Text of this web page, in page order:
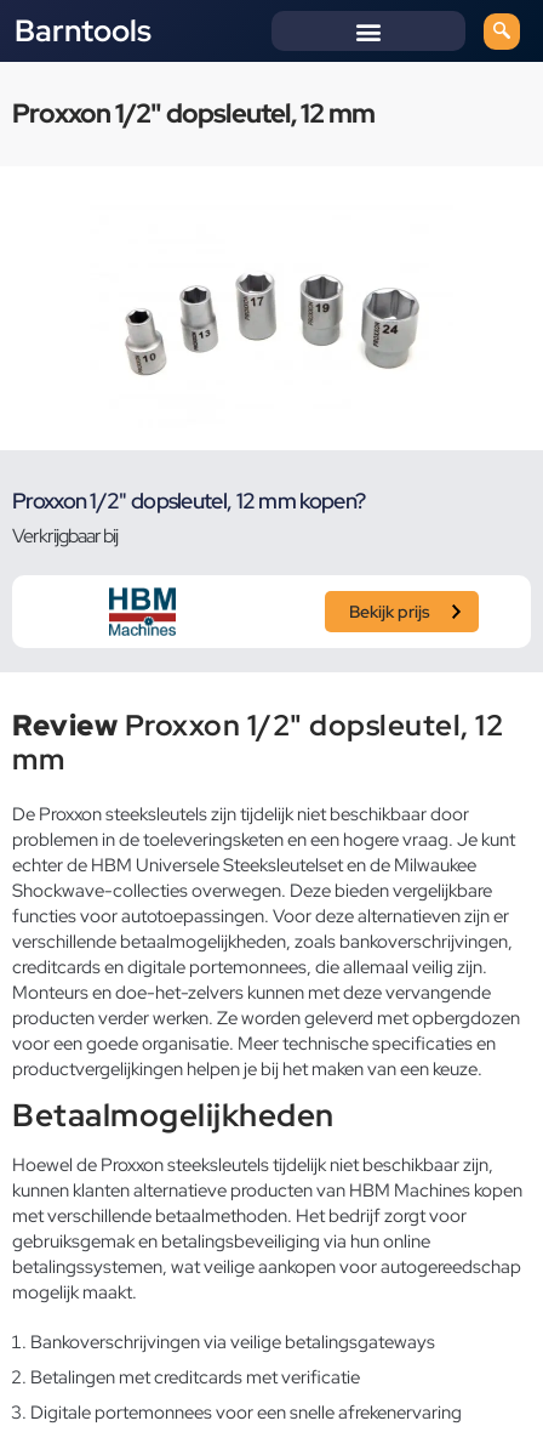
Barntools
Proxxon 1/2" dopsleutel, 12 mm
Proxxon 1/2" dopsleutel, 12 mm kopen?
Verkrijgbaar bij
Bekijk prijs
Review Proxxon 1/2" dopsleutel, 12
mm
De Proxxon steeksleutels zijn tijdelijk niet beschikbaar door
problemen in de toeleveringsketen en een hogere vraag. Je kunt
echter de HBM Universele Steeksleutelset en de Milwaukee
Shockwave-collecties overwegen. Deze bieden vergelijkbare
functies voor autotoepassingen. Voor deze alternatieven zijn er
verschillende betaalmogelijkheden, zoals bankoverschrijvingen,
creditcards en digitale portemonnees, die allemaal veilig zijn.
Monteurs en doe-het-zelvers kunnen met deze vervangende
producten verder werken. Ze worden geleverd met opbergdozen
voor een goede organisatie. Meer technische specificaties en
productvergelijkingen helpen je bij het maken van een keuze.
Betaalmogelijkheden
Hoewel de Proxxon steeksleutels tijdelijk niet beschikbaar zijn,
kunnen klanten alternatieve producten van HBM Machines kopen
met verschillende betaalmethoden. Het bedrijf zorgt voor
gebruiksgemak en betalingsbeveiliging via hun online
betalingssystemen, wat veilige aankopen voor autogereedschap
mogelijk maakt.
Bankoverschrijvingen via veilige betalingsgateways
Betalingen met creditcards met verificatie
Digitale portemonnees voor een snelle afrekenervaring